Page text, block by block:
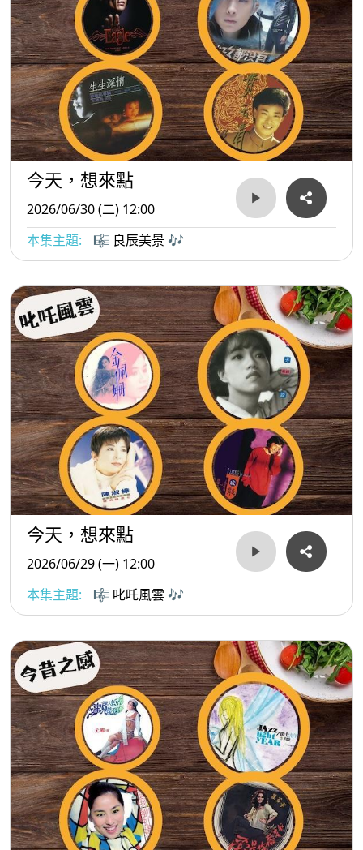
今天，想來點
2026/06/30 (二) 12:00
本集主題:
🎼 良辰美景 🎶
今天，想來點
2026/06/29 (一) 12:00
本集主題:
🎼 叱吒風雲 🎶